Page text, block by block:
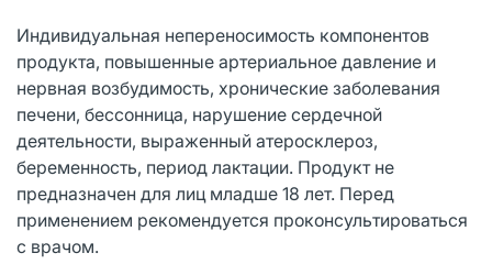
Индивидуальная непереносимость компонентов
продукта, повышенные артериальное давление и
нервная возбудимость, хронические заболевания
печени, бессонница, нарушение сердечной
деятельности, выраженный атеросклероз,
беременность, период лактации. Продукт не
предназначен для лиц младше 18 лет. Перед
применением рекомендуется проконсультироваться
с врачом.